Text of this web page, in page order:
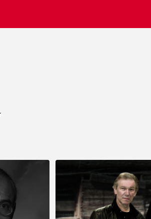
fest vi holdt sidste år. De voksne husker
Frank Sørensen, Valby
"Super fin hjemmeside I har - nemt at